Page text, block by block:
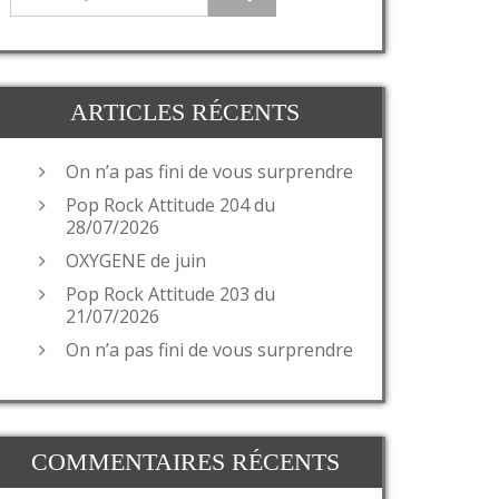
ARTICLES RÉCENTS
On n’a pas fini de vous surprendre
Pop Rock Attitude 204 du
28/07/2026
OXYGENE de juin
Pop Rock Attitude 203 du
21/07/2026
On n’a pas fini de vous surprendre
COMMENTAIRES RÉCENTS